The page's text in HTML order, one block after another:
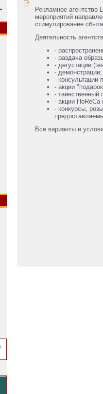
Рекламное агентство
мероприятий
стимулирование
Деятельность
-
- раздача
- дегустации
- демонстрации;
- консультации
- акции
- таинственный
- акции HoReCa
- конкурсы,
Все варианты и